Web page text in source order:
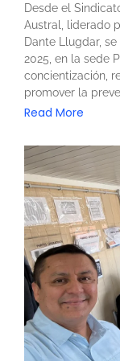
Desde el
Austral, liderado
Dante Llugdar,
2025, en la sede
concientización,
promover la
Read More